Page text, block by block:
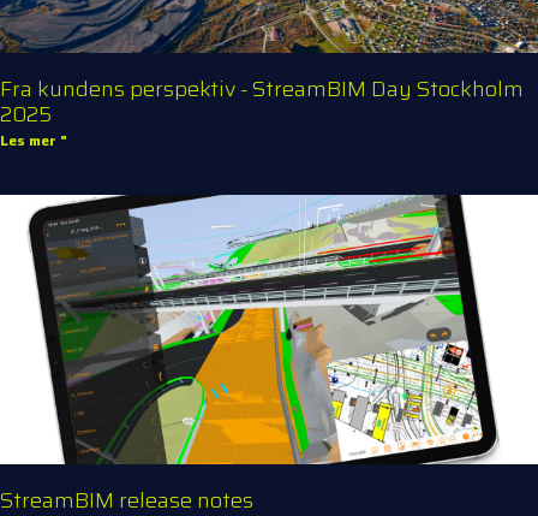
Fra kundens perspektiv - StreamBIM Day Stockholm
2025
Les mer "
StreamBIM release notes